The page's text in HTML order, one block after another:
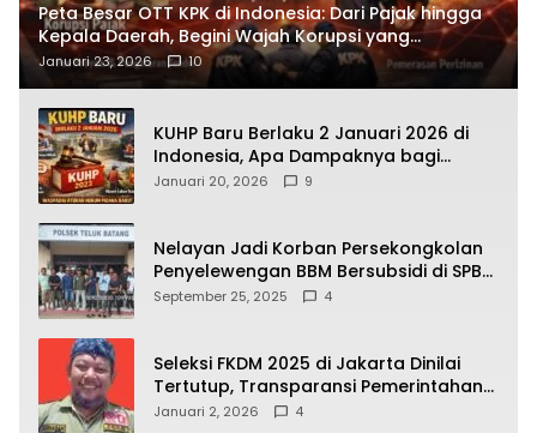
Peta Besar OTT KPK di Indonesia: Dari Pajak hingga
Kepala Daerah, Begini Wajah Korupsi yang
Terbongkar
Januari 23, 2026 10
KUHP Baru Berlaku 2 Januari 2026 di
Indonesia, Apa Dampaknya bagi
Kehidupan Warga? Ini Aturan Kunci
Januari 20, 2026 9
Nelayan Jadi Korban Persekongkolan
Penyelewengan BBM Bersubsidi di SPBU
64.78809 Teluk Batang
September 25, 2025 4
Seleksi FKDM 2025 di Jakarta Dinilai
Tertutup, Transparansi Pemerintahan
Pramono–Rano Dipertanyakan
Januari 2, 2026 4